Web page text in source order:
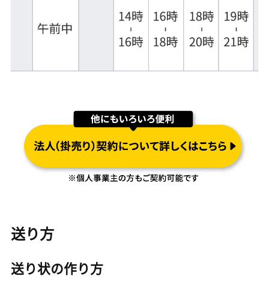
送り方
送り状の作り方